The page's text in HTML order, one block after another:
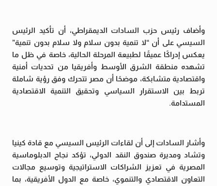
وأضاف رئيس حزب السادات الديمقراطي، أن تأكيد الرئيس
السيسي على أن “لا تنمية بدون سلام ولا سلام بدون تنمية”
يعكس إدراكًا عميقًا لطبيعة المرحلة الحالية، خاصة في ظل ما
تشهده منطقة الشرق الأوسط وأفريقيا من تحديات أمنية
واقتصادية متشابكة، موضحًا أن مصر تتحرك وفق رؤية شاملة
تربط بين الاستقرار السياسي وتحقيق التنمية الاقتصادية
المستدامة.
وأشار السادات إلى أن لقاءات الرئيس السيسي مع قادة كينيا
وتشاد ومديرة صندوق النقد الدولي، تؤكد نجاح الدبلوماسية
المصرية في تعزيز الشراكات الاستراتيجية وتوسيع مجالات
التعاون الاقتصادي والتنموي، خاصة مع الدول الأفريقية، بما